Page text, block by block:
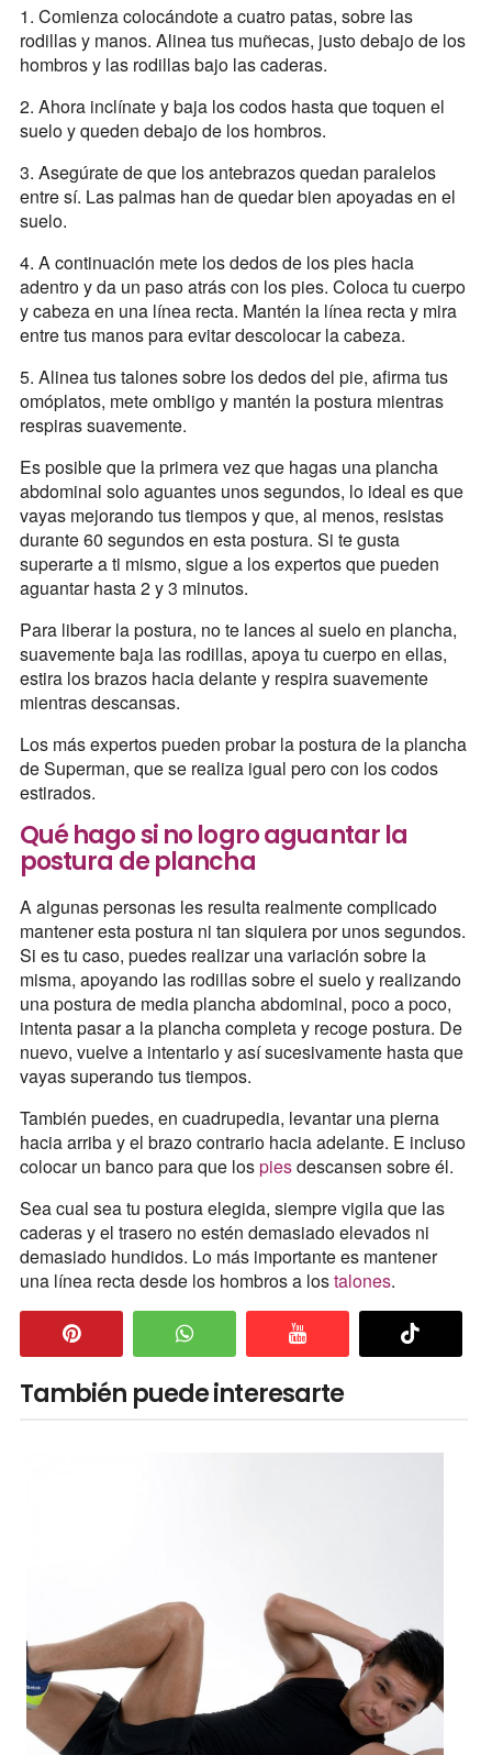
1. Comienza colocándote a cuatro patas, sobre las
rodillas y manos. Alinea tus muñecas, justo debajo de los
hombros y las rodillas bajo las caderas.
2. Ahora inclínate y baja los codos hasta que toquen el
suelo y queden debajo de los hombros.
3. Asegúrate de que los antebrazos quedan paralelos
entre sí. Las palmas han de quedar bien apoyadas en el
suelo.
4. A continuación mete los dedos de los pies hacia
adentro y da un paso atrás con los pies. Coloca tu cuerpo
y cabeza en una línea recta. Mantén la línea recta y mira
entre tus manos para evitar descolocar la cabeza.
5. Alinea tus talones sobre los dedos del pie, afirma tus
omóplatos, mete ombligo y mantén la postura mientras
respiras suavemente.
Es posible que la primera vez que hagas una plancha
abdominal solo aguantes unos segundos, lo ideal es que
vayas mejorando tus tiempos y que, al menos, resistas
durante 60 segundos en esta postura. Si te gusta
superarte a ti mismo, sigue a los expertos que pueden
aguantar hasta 2 y 3 minutos.
Para liberar la postura, no te lances al suelo en plancha,
suavemente baja las rodillas, apoya tu cuerpo en ellas,
estira los brazos hacia delante y respira suavemente
mientras descansas.
Los más expertos pueden probar la postura de la plancha
de Superman, que se realiza igual pero con los codos
estirados.
Qué hago si no logro aguantar la
postura de plancha
A algunas personas les resulta realmente complicado
mantener esta postura ni tan siquiera por unos segundos.
Si es tu caso, puedes realizar una variación sobre la
misma, apoyando las rodillas sobre el suelo y realizando
una postura de media plancha abdominal, poco a poco,
intenta pasar a la plancha completa y recoge postura. De
nuevo, vuelve a intentarlo y así sucesivamente hasta que
vayas superando tus tiempos.
También puedes, en cuadrupedia, levantar una pierna
hacia arriba y el brazo contrario hacia adelante. E incluso
colocar un banco para que lospiesdescansen sobre él.
Sea cual sea tu postura elegida, siempre vigila que las
caderas y el trasero no estén demasiado elevados ni
demasiado hundidos. Lo más importante es mantener
una línea recta desde los hombros a lostalones.
También puede interesarte